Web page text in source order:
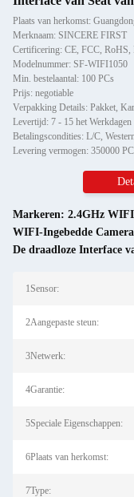
Plaats van herkomst:
Merknaam: SINCERE FIRST
Certificering: CE, FCC,
Modelnummer: SF-WIFI1050
Min. bestelaantal: 100 PCs
Prijs: negotiable
Verpakking Details: Pakket,
Levertijd: 7 - 15 het Werkdagen
Betalingscondities: L/C,
Levering vermogen: 350000
Markeren: 2.4GHz
WIFI-Ingebedde
De draadloze Interface
1Sensor:
2Aangepaste steun:
3Netwerk:
4Garantie:
5Speciale Eigenschappen:
6Plaats van herkomst:
7Type: